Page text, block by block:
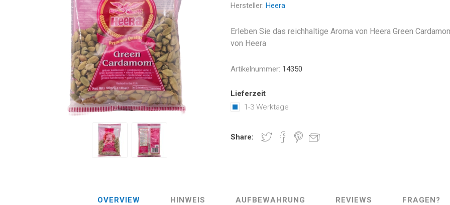
Hersteller: Heera
Erleben Sie das reichhaltige Aroma von Heera Green
von Heera
Artikelnummer: 14350
Lieferzeit
1-3 Werktage
Share:
OVERVIEW HINWEIS AUFBEWAHRUNG REVIEWS FRAGEN?